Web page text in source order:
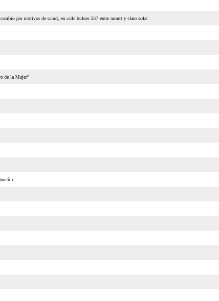
por motivos de salud, en calle bulnes 537 entre montt y claro solar
de la Mujer"